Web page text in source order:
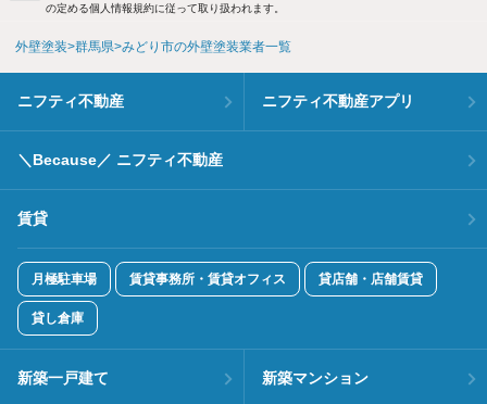
の定める個人情報規約に従って取り扱われます。
外壁塗装 群馬県 みどり市の外壁塗装業者一覧
ニフティ不動産 ニフティ不動産アプリ
＼Because／ ニフティ不動産
賃貸
月極駐車場 賃貸事務所・賃貸オフィス 貸店舗・店舗賃貸
貸し倉庫
新築一戸建て 新築マンション